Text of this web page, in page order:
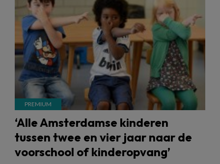
‘Alle Amsterdamse kinderen
tussen twee en vier jaar naar de
voorschool of kinderopvang’